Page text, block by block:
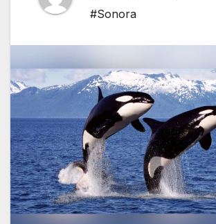
#Sonora